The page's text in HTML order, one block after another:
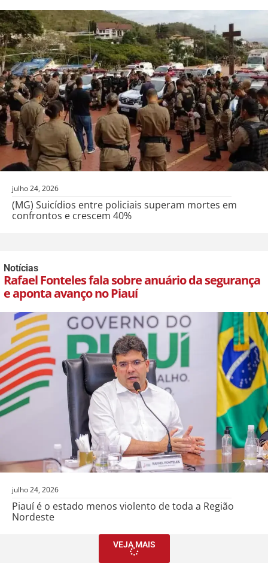
julho 24, 2026
(MG) Suicídios entre policiais superam mortes em
confrontos e crescem 40%
Notícias
Rafael Fonteles fala sobre anuário da segurança
e aponta avanço no Piauí
julho 24, 2026
Piauí é o estado menos violento de toda a Região
Nordeste
VEJA MAIS